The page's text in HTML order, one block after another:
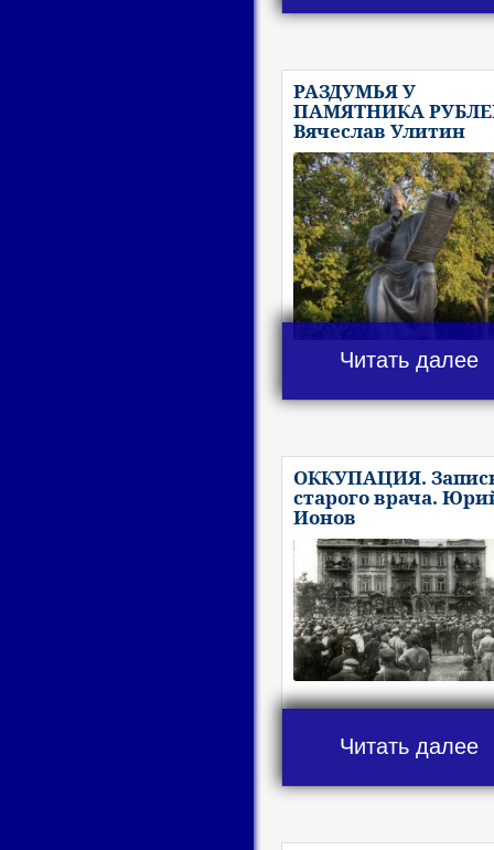
РАЗДУМЬЯ У
ПАМЯТНИКА
Вячеслав Улитин
Читать далее
ОККУПАЦИЯ.
старого врача.
Ионов
Читать далее